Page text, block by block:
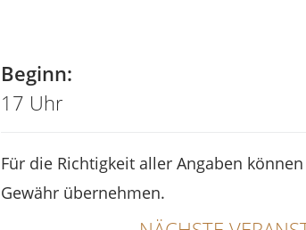
Beginn:
17 Uhr
Für die Richtigkeit aller Angaben
Gewähr übernehmen.